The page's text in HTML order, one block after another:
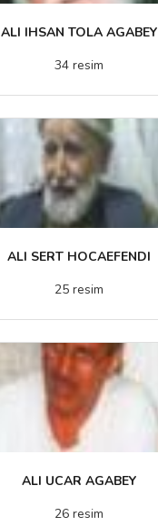
ALI IHSAN TOLA AGABEY
34 resim
ALI SERT HOCAEFENDI
25 resim
ALI UCAR AGABEY
26 resim